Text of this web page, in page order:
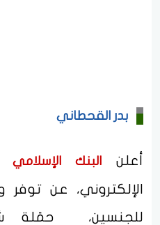
بدر القحطاني
أعلن البنك الإسلامي
الإلكتروني، عن توفر
للجنسين، حمَلة